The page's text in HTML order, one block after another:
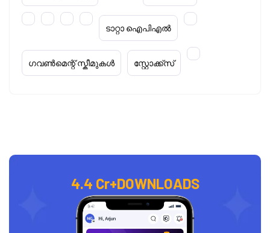
ടാറ്റാ ഐപിഎൽ
ഗവൺമെന്റ് സ്കീമുകൾ സ്റ്റോക്ക്‌സ്
4.4 Cr+DOWNLOADS